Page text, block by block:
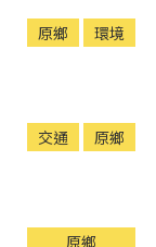
原鄉 環境
交通 原鄉
原鄉